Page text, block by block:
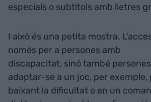
especials o subtítols amb lletres
I això és una petita mostra.
només per a persones amb
discapacitat, sinó també
adaptar-se a un joc, per exemple,
baixant la dificultat o en un